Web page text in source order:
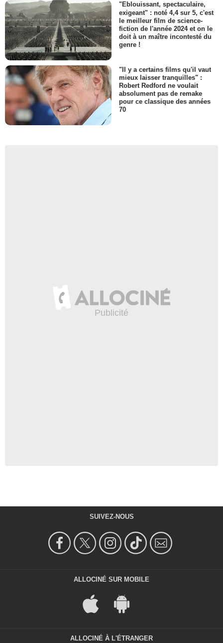
"Eblouissant, spectaculaire,
exigeant" : noté 4,4 sur 5, c'est
le meilleur film de science-
fiction de l'année 2024 et on le
doit à un maître incontesté du
genre !
"Il y a certains films qu'il vaut
mieux laisser tranquilles" :
Robert Redford ne voulait
absolument pas de remake
pour ce classique des années
70
SUIVEZ-NOUS
ALLOCINÉ SUR MOBILE
ALLOCINÉ À L'ÉTRANGER